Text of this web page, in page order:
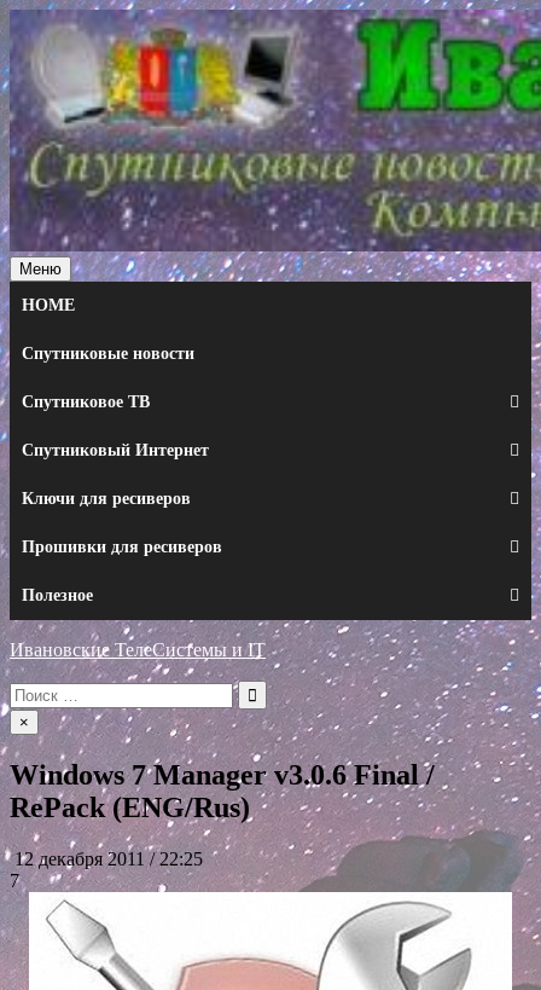
Перейти
к
содержимому
Меню
HOME
Спутниковые новости
Спутниковое ТВ
Спутниковый Интернет
Ключи для ресиверов
Прошивки для ресиверов
Полезное
Ивановские ТелеСистемы и IT
Искать:
×
Windows 7 Manager v3.0.6 Final /
RePack (ENG/Rus)
12 декабря 2011 / 22:25
7